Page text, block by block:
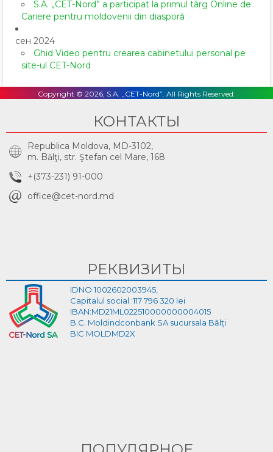
S.A. „CET-Nord” a participat la primul târg Online de
Cariere pentru moldovenii din diasporă
сен 2024
Ghid Video pentru crearea cabinetului personal pe
site-ul CET-Nord
Copyright © 2026, S.A. „CET-Nord”. All Rights Reserved.
КОНТАКТЫ
Republica Moldova, MD-3102,
m. Bălţi, str. Ştefan cel Mare, 168
+(373-231) 91-000
office@cet-nord.md
РЕКВИЗИТЫ
IDNO 1002602003945,
Capitalul social :117 796 320 lei
IBAN:MD21ML022510000000004015
B.C. Moldindconbank SA sucursala Bălți
BIC MOLDMD2X